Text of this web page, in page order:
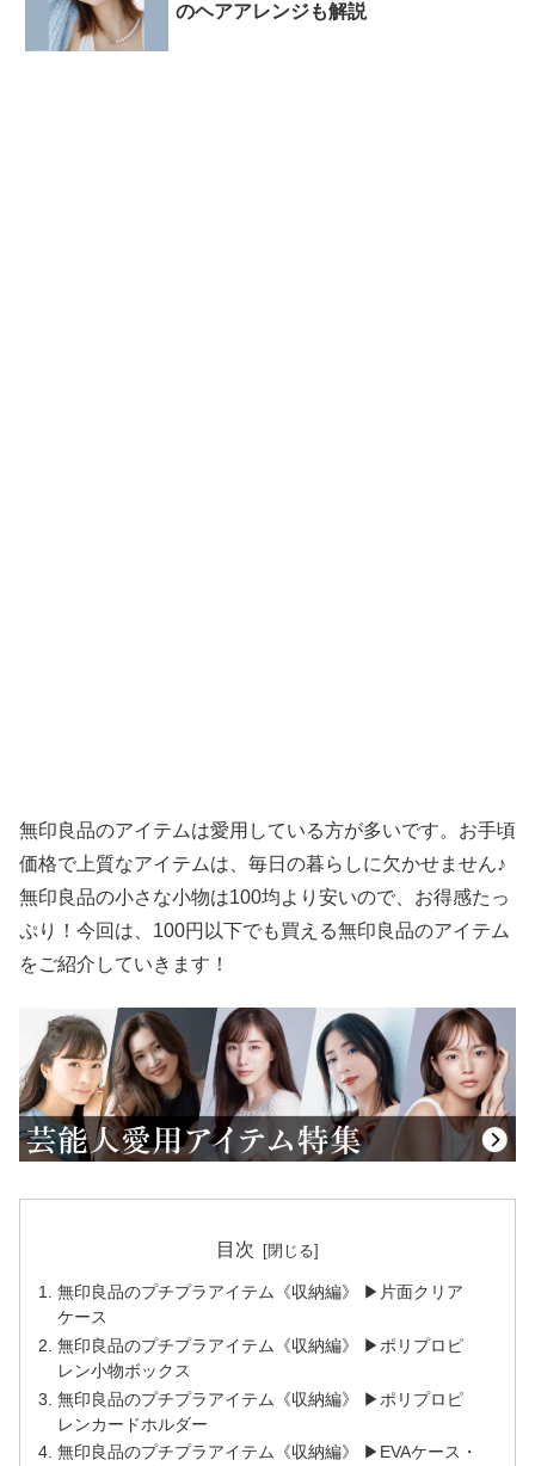
のヘアアレンジも解説
無印良品のアイテムは愛用している方が多いです。お手頃
価格で上質なアイテムは、毎日の暮らしに欠かせません♪
無印良品の小さな小物は100均より安いので、お得感たっ
ぷり！今回は、100円以下でも買える無印良品のアイテム
をご紹介していきます！
目次
無印良品のプチプラアイテム《収納編》 ▶片面クリア
ケース
無印良品のプチプラアイテム《収納編》 ▶ポリプロピ
レン小物ボックス
無印良品のプチプラアイテム《収納編》 ▶ポリプロピ
レンカードホルダー
無印良品のプチプラアイテム《収納編》 ▶EVAケース・